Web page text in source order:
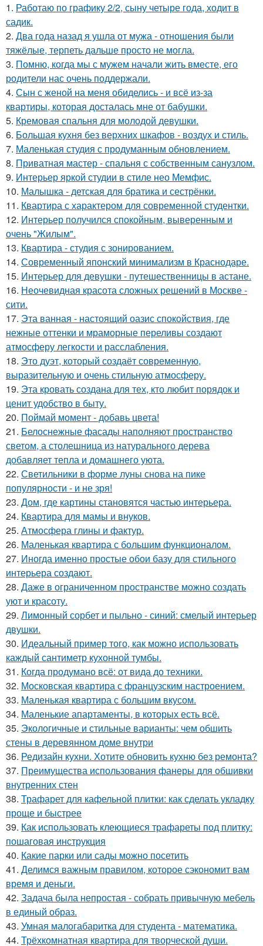
1. Работаю по графику 2/2, сыну четыре года, ходит в
садик.
2. Два года назад я ушла от мужа - отношения были
тяжёлые, терпеть дальше просто не могла.
3. Помню, когда мы с мужем начали жить вместе, его
родители нас очень поддержали.
4. Сын с женой на меня обиделись - и всё из-за
квартиры, которая досталась мне от бабушки.
5. Кремовая спальня для молодой девушки.
6. Большая кухня без верхних шкафов - воздух и стиль.
7. Маленькая студия с продуманным обновлением.
8. Приватная мастер - спальня с собственным санузлом.
9. Интерьер яркой студии в стиле нео Мемфис.
10. Малышка - детская для братика и сестрёнки.
11. Квартира с характером для современной студентки.
12. Интерьер получился спокойным, выверенным и
очень "Жилым".
13. Квартира - студия с зонированием.
14. Современный японский минимализм в Краснодаре.
15. Интерьер для девушки - путешественницы в астане.
16. Неочевидная красота сложных решений в Москве -
сити.
17. Эта ванная - настоящий оазис спокойствия, где
нежные оттенки и мраморные переливы создают
атмосферу легкости и расслабления.
18. Это дуэт, который создаёт современную,
выразительную и очень стильную атмосферу.
19. Эта кровать создана для тех, кто любит порядок и
ценит удобство в быту.
20. Поймай момент - добавь цвета!
21. Белоснежные фасады наполняют пространство
светом, а столешница из натурального дерева
добавляет тепла и домашнего уюта.
22. Светильники в форме луны снова на пике
популярности - и не зря!
23. Дом, где картины становятся частью интерьера.
24. Квартира для мамы и внуков.
25. Атмосфера глины и фактур.
26. Маленькая квартира с большим функционалом.
27. Иногда именно простые обои базу для стильного
интерьера создают.
28. Даже в ограниченном пространстве можно создать
уют и красоту.
29. Лимонный сорбет и пыльно - синий: смелый интерьер
двушки.
30. Идеальный пример того, как можно использовать
каждый сантиметр кухонной тумбы.
31. Когда продумано всё: от вида до техники.
32. Московская квартира с французским настроением.
33. Маленькая квартира с большим вкусом.
34. Маленькие апартаменты, в которых есть всё.
35. Экологичные и стильные варианты: чем обшить
стены в деревянном доме внутри
36. Редизайн кухни. Хотите обновить кухню без ремонта?
37. Преимущества использования фанеры для обшивки
внутренних стен
38. Трафарет для кафельной плитки: как сделать укладку
проще и быстрее
39. Как использовать клеющиеся трафареты под плитку:
пошаговая инструкция
40. Какие парки или сады можно посетить
41. Делимся важным правилом, которое сэкономит вам
время и деньги.
42. Задача была непростая - собрать привычную мебель
в единый образ.
43. Умная малогабаритка для студента - математика.
44. Трёхкомнатная квартира для творческой души.